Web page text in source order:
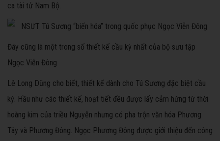
ca tài tử Nam Bộ.
Đây cũng là một trong số thiết kế cầu kỳ nhất của bộ sưu tập
Ngọc Viễn Đông
Lê Long Dũng cho biết, thiết kế dành cho Tú Sương đặc biệt cầu
kỳ. Hầu như các thiết kế, hoạt tiết đều được lấy cảm hứng từ thời
hoàng kim của triều Nguyễn nhưng có pha trộn văn hóa Phương
Tây và Phương Đông. Ngọc Phương Đông được giới thiệu đến công